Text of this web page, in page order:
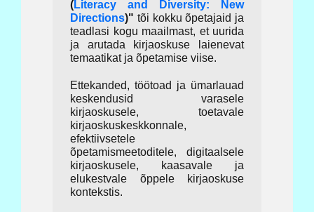
(Literacy and Diversity: New
Directions)" tõi kokku õpetajaid ja
teadlasi kogu maailmast, et uurida
ja arutada kirjaoskuse laienevat
temaatikat ja õpetamise viise.
Ettekanded, töötoad ja ümarlauad
keskendusid varasele
kirjaoskusele, toetavale
kirjaoskuskeskkonnale,
efektiivsetele
õpetamismeetoditele, digitaalsele
kirjaoskusele, kaasavale ja
elukestvale õppele kirjaoskuse
kontekstis.